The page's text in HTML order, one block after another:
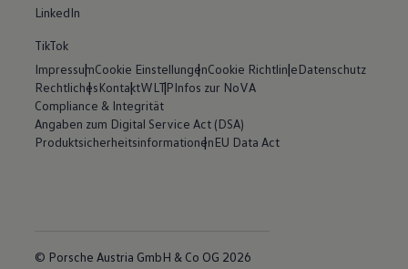
LinkedIn
TikTok
ImpressumCookie EinstellungenCookie RichtlinieDatenschutz
RechtlichesKontaktWLTPInfos zur NoVA
Compliance & Integrität
Angaben zum Digital Service Act (DSA)
ProduktsicherheitsinformationenEU Data Act
© Porsche Austria GmbH & Co OG 2026